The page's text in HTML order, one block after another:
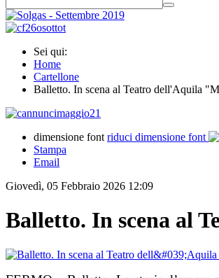
Sei qui:
Home
Cartellone
Balletto. In scena al Teatro dell'Aquila
dimensione font riduci dimensione font
Stampa
Email
Giovedì, 05 Febbraio 2026 12:09
Balletto. In scena al